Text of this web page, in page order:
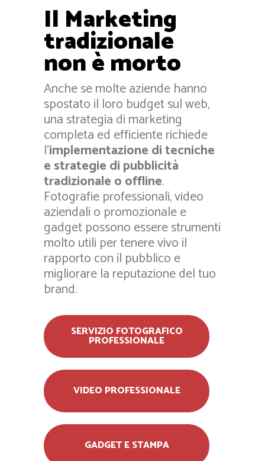
Il Marketing
tradizionale
non è morto
Anche se molte aziende hanno
spostato il loro budget sul web,
una strategia di marketing
completa ed efficiente richiede
l’implementazione di tecniche
e strategie di pubblicità
tradizionale o offline.
Fotografie professionali, video
aziendali o promozionale e
gadget possono essere strumenti
molto utili per tenere vivo il
rapporto con il pubblico e
migliorare la reputazione del tuo
brand.
SERVIZIO FOTOGRAFICO
PROFESSIONALE
VIDEO PROFESSIONALE
GADGET E STAMPA